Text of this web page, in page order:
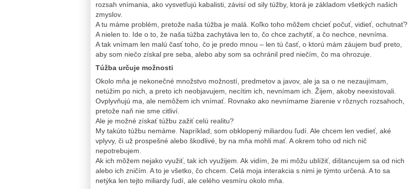
rozsah vnímania, ako vysvetľujú kabalisti, závisí od sily túžby, ktorá je základom všetkých našich
zmyslov.
A tu máme problém, pretože naša túžba je malá. Koľko toho môžem chcieť počuť, vidieť, ochutnať?
A nielen to. Ide o to, že naša túžba zachytáva len to, čo chce zachytiť, a čo nechce, nevníma.
A tak vnímam len malú časť toho, čo je predo mnou – len tú časť, o ktorú mám záujem buď preto,
aby som niečo získal pre seba, alebo aby som sa ochránil pred niečím, čo ma ohrozuje.
Túžba určuje možnosti
Okolo mňa je nekonečné množstvo možností, predmetov a javov, ale ja sa o ne nezaujímam,
netúžim po nich, a preto ich neobjavujem, necítim ich, nevnímam ich. Žijem, akoby neexistovali.
Ovplyvňujú ma, ale nemôžem ich vnímať. Rovnako ako nevnímame žiarenie v rôznych rozsahoch,
pretože naň nie sme citliví.
Ale je možné získať túžbu zažiť celú realitu?
My takúto túžbu nemáme. Napríklad, som obklopený miliardou ľudí. Ale chcem len vedieť, aké
vplyvy, či už prospešné alebo škodlivé, by na mňa mohli mať. A okrem toho od nich nič
nepotrebujem.
Ak ich môžem nejako využiť, tak ich využijem. Ak vidím, že mi môžu ublížiť, dištancujem sa od nich
alebo ich zničím. A to je všetko, čo chcem. Celá moja interakcia s nimi je týmto určená. A to sa
netýka len tejto miliardy ľudí, ale celého vesmíru okolo mňa.